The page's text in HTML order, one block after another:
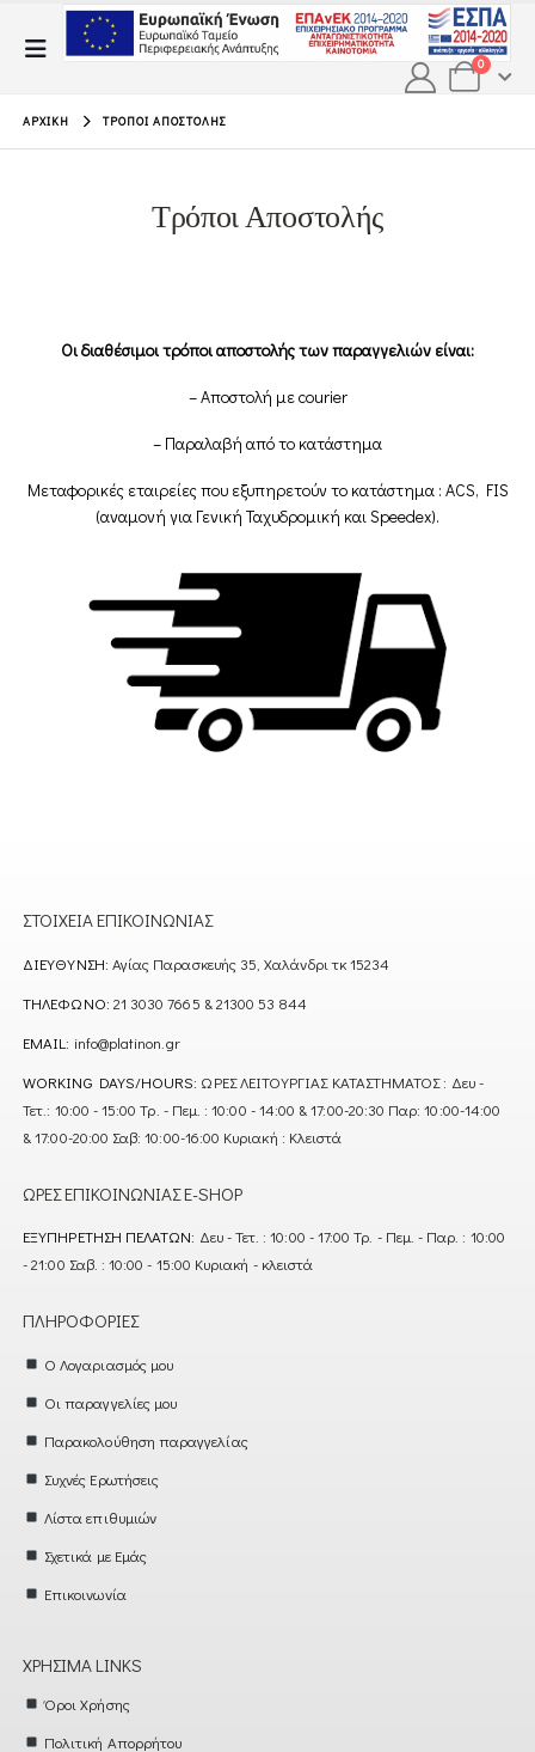
0
ΑΡΧΙΚΉ ΤΡΌΠΟΙ ΑΠΟΣΤΟΛΉΣ
Τρόποι Αποστολής
Οι διαθέσιμοι τρόποι αποστολής των παραγγελιών είναι:
– Αποστολή με courier
– Παραλαβή από το κατάστημα
Μεταφορικές εταιρείες που εξυπηρετούν το κατάστημα : ACS, FIS
(αναμονή για Γενική Ταχυδρομική και Speedex).
ΣΤΟΙΧΕΊΑ ΕΠΙΚΟΙΝΩΝΊΑΣ
ΔΙΕΎΘΥΝΣΗ: Αγίας Παρασκευής 35, Χαλάνδρι τκ 15234
ΤΗΛΈΦΩΝΟ: 21 3030 7665 & 21300 53 844
EMAIL: info@platinon.gr
WORKING DAYS/HOURS: ΩΡΕΣ ΛΕΙΤΟΥΡΓΙΑΣ ΚΑΤΑΣΤΗΜΑΤΟΣ : Δευ -
Τετ.: 10:00 - 15:00 Τρ. - Πεμ. : 10:00 - 14:00 & 17:00-20:30 Παρ: 10:00-14:00
& 17:00-20:00 Σαβ: 10:00-16:00 Κυριακή : Κλειστά
ΏΡΕΣ ΕΠΙΚΟΙΝΩΝΊΑΣ E-SHOP
ΕΞΥΠΗΡΈΤΗΣΗ ΠΕΛΑΤΏΝ: Δευ - Τετ. : 10:00 - 17:00 Τρ. - Πεμ. - Παρ. : 10:00
- 21:00 Σαβ. : 10:00 - 15:00 Κυριακή - κλειστά
ΠΛΗΡΟΦΟΡΊΕΣ
Ο Λογαριασμός μου
Οι παραγγελίες μου
Παρακολούθηση παραγγελίας
Συχνές Ερωτήσεις
Λίστα επιθυμιών
Σχετικά με Εμάς
Επικοινωνία
ΧΡΉΣΙΜΑ LINKS
Όροι Χρήσης
Πολιτική Απορρήτου